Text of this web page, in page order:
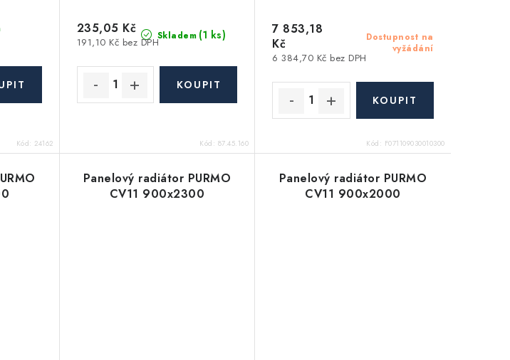
Kód: 24162
Skladem (1 ks)
191,10 Kč bez DPH
235,05 Kč
Kód: 87.45.160
Dostupnost na
vyžádání
6 384,70 Kč bez DPH
7 853,18
Kč
Kód: F071109030010300
Panelový radiátor PURMO
CV11 900x2300
Panelový radiátor PURMO
CV11 900x2000